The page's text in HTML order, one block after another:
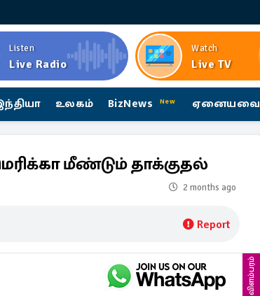
Listen
Live Radio
Watch
Live TV
உலகம் BizNews New ஏனையவை
மீண்டும் தாக்குதல்
2 months ago
Report
விளம்பரம்